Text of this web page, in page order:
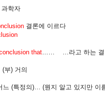
과학자
결론에 이르다
that 라고 하는
(부) 거의
느 (특정의)… (뭔지 알고 있지만 이